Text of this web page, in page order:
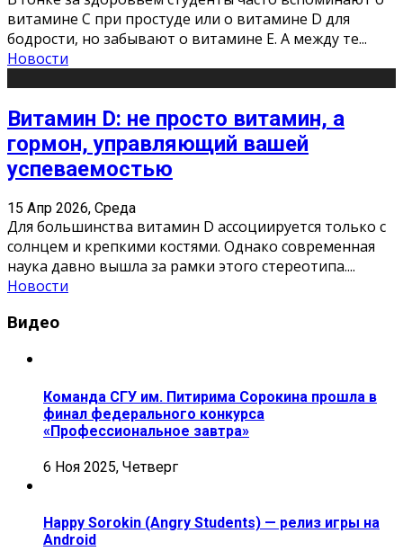
витамине С при простуде или о витамине D для
бодрости, но забывают о витамине Е. А между те...
Новости
Витамин D: не просто витамин, а
гормон, управляющий вашей
успеваемостью
15 Апр 2026, Среда
Для большинства витамин D ассоциируется только с
солнцем и крепкими костями. Однако современная
наука давно вышла за рамки этого стереотипа....
Новости
Видео
Команда СГУ им. Питирима Сорокина прошла в
финал федерального конкурса
«Профессиональное завтра»
6 Ноя 2025, Четверг
Happy Sorokin (Angry Students) — релиз игры на
Android